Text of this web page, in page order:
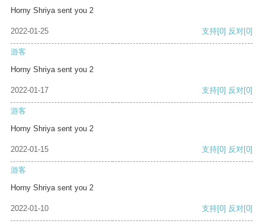
Horny Shriya sent you 2
2022-01-25 支持[0] 反对[0]
游客
Horny Shriya sent you 2
2022-01-17 支持[0] 反对[0]
游客
Horny Shriya sent you 2
2022-01-15 支持[0] 反对[0]
游客
Horny Shriya sent you 2
2022-01-10 支持[0] 反对[0]